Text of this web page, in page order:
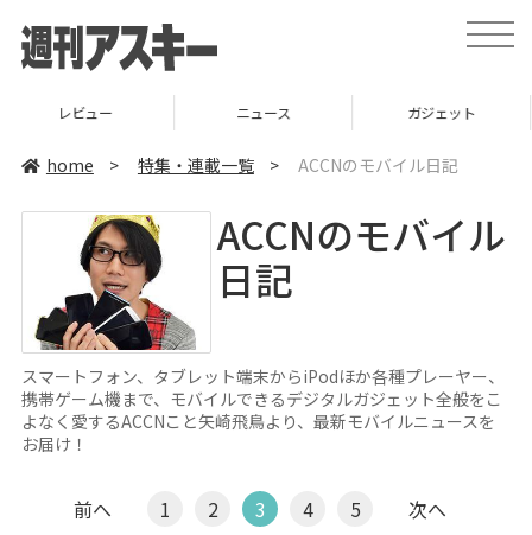
toggle
ニュース ガジェット ゲーム
home > 特集・連載一覧 > ACCNのモバイル日記
ACCNのモバイル
日記
スマートフォン、タブレット端末からiPodほか各種プレーヤー、
携帯ゲーム機まで、モバイルできるデジタルガジェット全般をこ
よなく愛するACCNこと矢崎飛鳥より、最新モバイルニュースを
お届け！
前へ 1 2 3 4 5 次へ